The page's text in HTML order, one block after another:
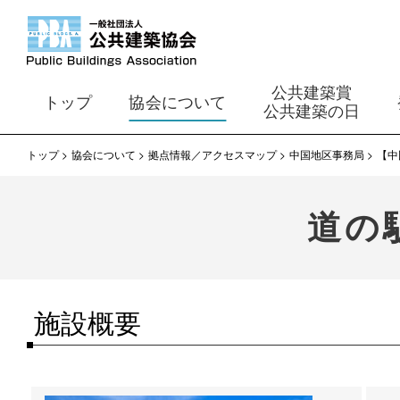
トップ 協会について
公共建築賞
公共建築の日
トップ 協会について 拠点情報／アクセスマップ 中国地区事務局 【
道の
施設概要